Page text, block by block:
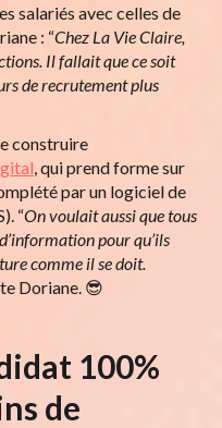
salariés avec celles de
: “Chez La Vie Claire,
Il fallait que ce soit
de recrutement plus
construire
, qui prend forme sur
par un logiciel de
“On voulait aussi que tous
pour qu’ils
comme il se doit.
Doriane. 😎
100%
de